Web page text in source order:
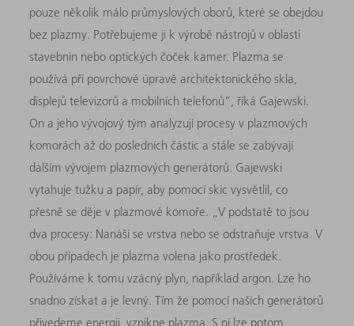
pouze několik málo průmyslových oborů, které se obejdou
bez plazmy. Potřebujeme ji k výrobě nástrojů v oblasti
stavebnin nebo optických čoček kamer. Plazma se
používá při povrchové úpravě architektonického skla,
displejů televizorů a mobilních telefonů“, říká Gajewski.
On a jeho vývojový tým analyzují procesy v plazmových
komorách až do posledních částic a stále se zabývají
dalším vývojem plazmových generátorů. Gajewski
vytahuje tužku a papír, aby pomocí skic vysvětlil, co
přesně se děje v plazmové komoře. „V podstatě to jsou
dva procesy: Nanáší se vrstva nebo se odstraňuje vrstva. V
obou případech je plazma volena jako prostředek.
Používáme k tomu vzácný plyn, například argon. Lze ho
snadno získat a je levný. Tím že pomocí našich generátorů
přivedeme energii, vznikne plazma. S ní lze potom